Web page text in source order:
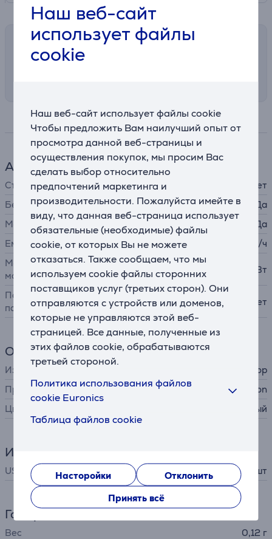
Наш веб-сайт
использует файлы
cookie
Наш веб-сайт использует файлы cookie
Чтобы предложить Вам наилучший опыт от
просмотра данной веб-страницы и
осуществления покупок, мы просим Вас
сделать выбор относительно
предпочтений маркетинга и
производительности. Пожалуйста имейте в
виду, что данная веб-страница использует
обязательные (необходимые) файлы
cookie, от которых Вы не можете
отказаться. Также сообщаем, что мы
используем cookie файлы сторонних
поставщиков услуг (третьих сторон). Они
отправляются с устройств или доменов,
которые не управляются этой веб-
страницей. Все данные, полученные из
этих файлов cookie, обрабатываются
третьей стороной.
Политика использования файлов
cookie Euronics
Таблица файлов cookie
Насторойки
Отклонить
Принять всё
Возможности доставки
Выберите подходящий способ доставки в
Спецификация
Аккумулятор
Съемный аккумулятор
Нет
Беспроводная зарядка
Да
MagSafe
Да
Емкость
5000 мА/ч
Максимальная выходная
мощность
20 Вт
Поддержка солнечной
панели
Нет
Общий параметр
Изделие
внешний аккумулятор
Производитель
Canyon
Цвет
бежевый
Интерфейсы
USB-C 1 шт
Габариты
Вес
0,12 г